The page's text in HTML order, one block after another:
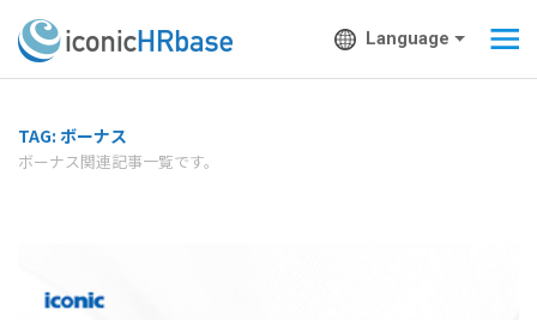
Language
TAG: ボーナス
ボーナス関連記事一覧です。